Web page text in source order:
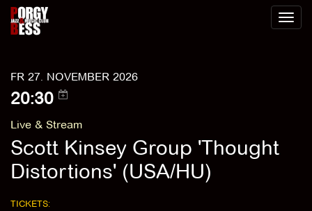
Toggle
FR 27. NOVEMBER 2026
20:30
Live & Stream
Scott Kinsey Group 'Thought
Distortions' (USA/HU)
TICKETS: